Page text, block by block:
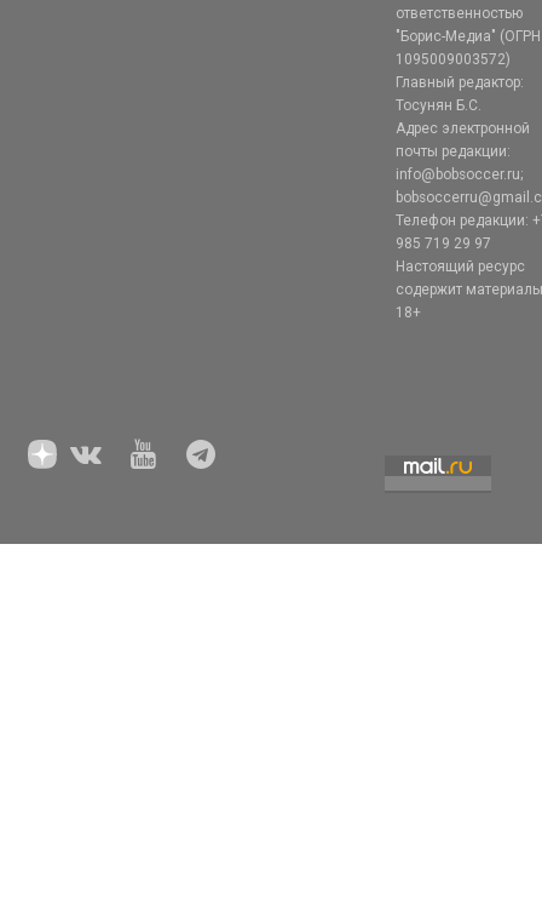
ответственностью
"Борис-Медиа" (ОГРН
1095009003572)
Главный редактор:
Тосунян Б.С.
Адрес электронной
почты редакции:
info@bobsoccer.ru;
Телефон редакции:
985 719 29 97
Настоящий ресурс
содержит
18+